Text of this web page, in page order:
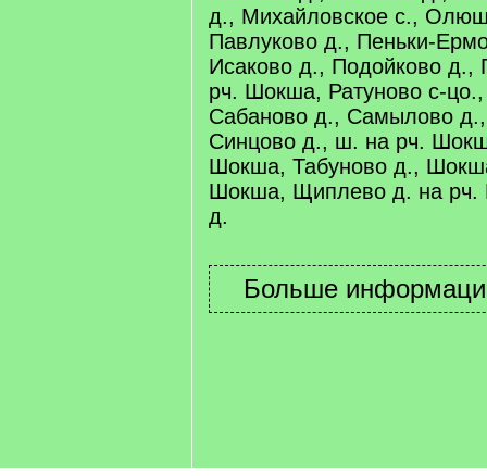
д., Михайловское с.,
Павлуково д., Пеньки-
Исаково д., Подойково д.,
рч. Шокша, Ратуново с-
Сабаново д., Самылово
Синцово д., ш. на рч.
Шокша, Табуново д.,
Шокша, Щиплево д. на рч.
д.